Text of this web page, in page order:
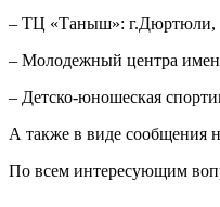
– ТЦ «Таныш»: г.Дюртюли,
– Молодежный центра
– Детско-юношеская
А также в виде сообщения
По всем интересующим